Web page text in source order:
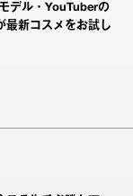
デル・YouTuberの
最新コスメをお試し